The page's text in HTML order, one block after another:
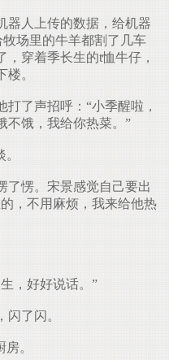
人上传的数据，给机器
牧场里的牛羊都割了几车
穿着季长生的t恤牛仔，
。
了声招呼：“小季醒啦，
不饿，我给你热菜。”
愣。宋景感觉自己要出
，不用麻烦，我来给他热
，好好说话。”
了闪。
。